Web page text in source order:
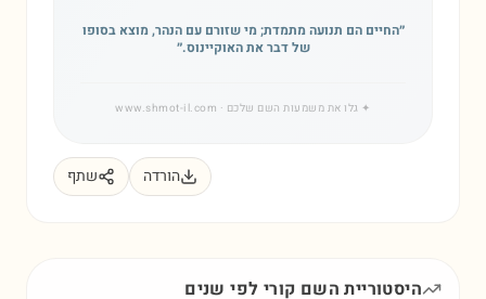
״החיים הם תנועה מתמדת; מי שזורם עם הנהר, מוצא בסופו
של דבר את האוקיינוס.״
✦ גלו את משמעות השם שלכם · www.shmot-il.com
הורדה שתף
היסטוריית השם קורי לפי שנים